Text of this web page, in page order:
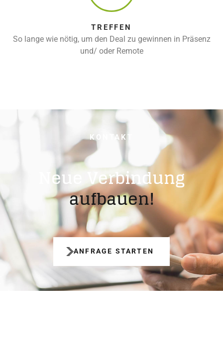
TREFFEN
So lange wie nötig, um den Deal zu gewinnen in Präsenz
und/ oder Remote
KONTAKT
Neue Verbindung
aufbauen!
ANFRAGE STARTEN